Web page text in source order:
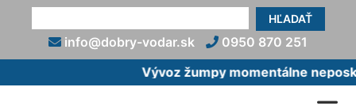
HĽADAŤ
info@dobry-vodar.sk
0950 870 251
Vývoz žumpy momentálne